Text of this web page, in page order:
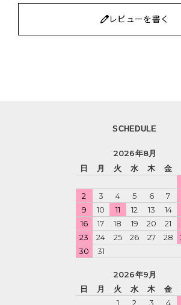
レビューを書く
SCHEDULE
2026年8月
日
月 火 水 木 金
2
3 4 5 6 7
9
10 11 12 13 14
16
17 18 19 20 21
23
24 25 26 27 28
30
31
2026年9月
日
月 火 水 木 金
1
2 3 4